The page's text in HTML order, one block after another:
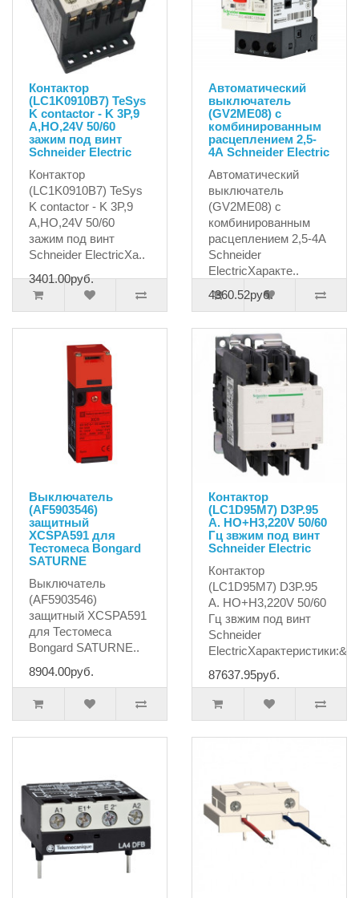
Контактор
(LC1K0910B7) TeSys
K contactor - K 3P,9
A,НО,24V 50/60
зажим под винт
Schneider Electric
Контактор
(LC1K0910B7) TeSys
K contactor - K 3P,9
A,НО,24V 50/60
зажим под винт
Schneider ElectricХа..
3401.00руб.
Автоматический
выключатель
(GV2ME08) с
комбинированным
расцеплением 2,5-
4А Schneider Electric
Автоматический
выключатель
(GV2ME08) с
комбинированным
расцеплением 2,5-4А
Schneider
ElectricХаракте..
4360.52руб.
Выключатель
(AF5903546)
защитный
XCSPA591 для
Тестомеса Bongard
SATURNE
Выключатель
(AF5903546)
защитный XCSPA591
для Тестомеса
Bongard SATURNE..
8904.00руб.
Контактор
(LC1D95M7) D3P.95
A. HO+H3,220V 50/60
Гц звжим под винт
Schneider Electric
Контактор
(LC1D95M7) D3P.95
A. HO+H3,220V 50/60
Гц звжим под винт
Schneider
ElectricХарактеристики:&..
87637.95руб.